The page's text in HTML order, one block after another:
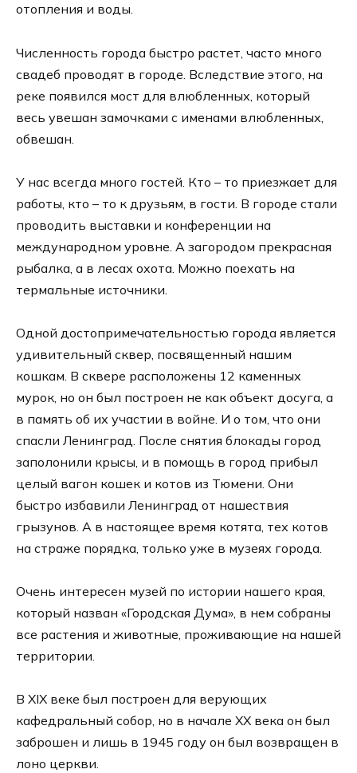
отопления и воды.
Численность города быстро растет, часто много
свадеб проводят в городе. Вследствие этого, на
реке появился мост для влюбленных, который
весь увешан замочками с именами влюбленных,
обвешан.
У нас всегда много гостей. Кто – то приезжает для
работы, кто – то к друзьям, в гости. В городе стали
проводить выставки и конференции на
международном уровне. А загородом прекрасная
рыбалка, а в лесах охота. Можно поехать на
термальные источники.
Одной достопримечательностью города является
удивительный сквер, посвященный нашим
кошкам. В сквере расположены 12 каменных
мурок, но он был построен не как объект досуга, а
в память об их участии в войне. И о том, что они
спасли Ленинград. После снятия блокады город
заполонили крысы, и в помощь в город прибыл
целый вагон кошек и котов из Тюмени. Они
быстро избавили Ленинград от нашествия
грызунов. А в настоящее время котята, тех котов
на страже порядка, только уже в музеях города.
Очень интересен музей по истории нашего края,
который назван «Городская Дума», в нем собраны
все растения и животные, проживающие на нашей
территории.
В XIX веке был построен для верующих
кафедральный собор, но в начале XX века он был
заброшен и лишь в 1945 году он был возвращен в
лоно церкви.